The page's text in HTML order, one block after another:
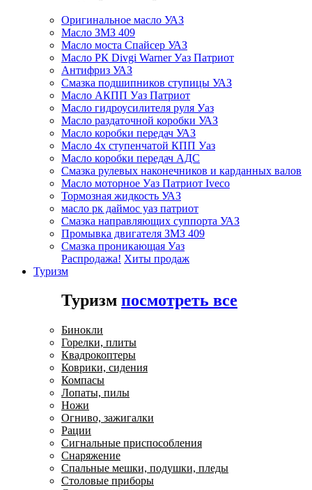
Оригинальное масло УАЗ
Масло ЗМЗ 409
Масло моста Спайсер УАЗ
Масло РК Divgi Warner Уаз Патриот
Антифриз УАЗ
Смазка подшипников ступицы УАЗ
Масло АКПП Уаз Патриот
Масло гидроусилителя руля Уаз
Масло раздаточной коробки УАЗ
Масло коробки передач УАЗ
Масло 4х ступенчатой КПП Уаз
Масло коробки передач АДС
Смазка рулевых наконечников и карданных валов
Масло моторное Уаз Патриот Iveco
Тормозная жидкость УАЗ
масло рк даймос уаз патриот
Смазка направляющих суппорта УАЗ
Промывка двигателя ЗМЗ 409
Смазка проникающая Уаз
Распродажа! Хиты продаж
Туризм
Туризм посмотреть все
Бинокли
Горелки, плиты
Квадрокоптеры
Коврики, сидения
Компасы
Лопаты, пилы
Ножи
Огниво, зажигалки
Рации
Сигнальные приспособления
Снаряжение
Спальные мешки, подушки, пледы
Столовые приборы